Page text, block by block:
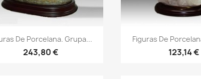
De Porcelana. Grupa...
243,80 €
Figuras De
123,14 €